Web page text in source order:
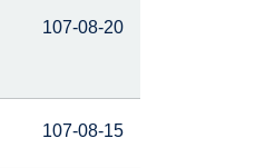
107-08-20
107-08-15